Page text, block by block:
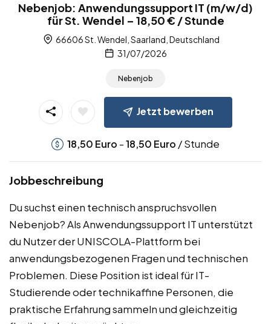
Nebenjob: Anwendungssupport IT (m/w/d)
für St. Wendel – 18,50 € / Stunde
66606 St. Wendel, Saarland, Deutschland
31/07/2026
Nebenjob
Jetzt bewerben
18,50 Euro -18,50 Euro / Stunde
Jobbeschreibung
Du suchst einen technisch anspruchsvollen
Nebenjob? Als Anwendungssupport IT unterstützt
du Nutzer der UNISCOLA-Plattform bei
anwendungsbezogenen Fragen und technischen
Problemen. Diese Position ist ideal für IT-
Studierende oder technikaffine Personen, die
praktische Erfahrung sammeln und gleichzeitig